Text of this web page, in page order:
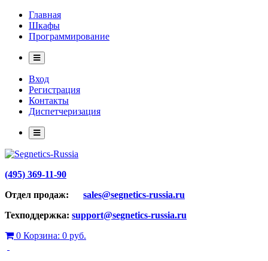
Главная
Шкафы
Программирование
Вход
Регистрация
Контакты
Диспетчеризация
(495) 369-11-90
Отдел продаж: sales@segnetics-russia.ru
Техподдержка: support@segnetics-russia.ru
0 Корзина: 0 руб.